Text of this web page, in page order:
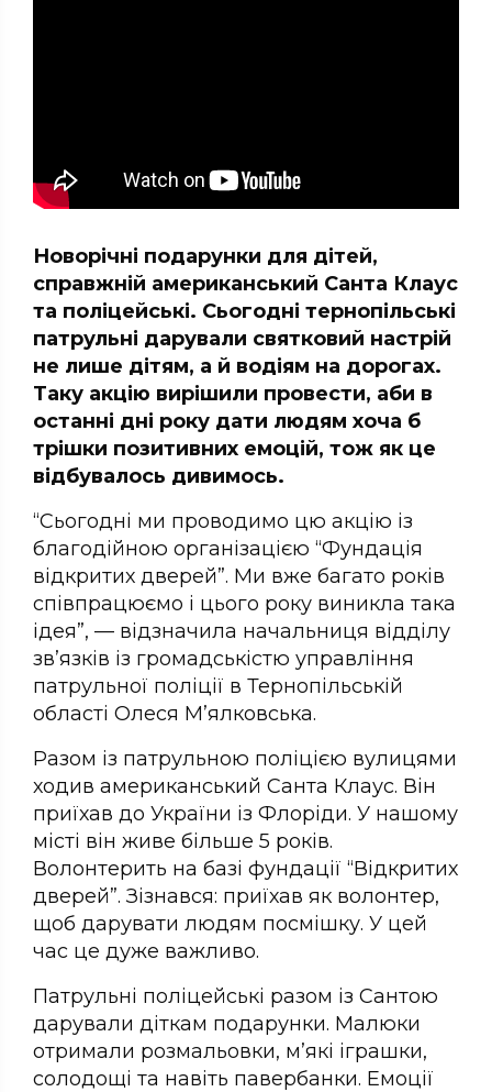
Новорічні подарунки для дітей,
справжній американський Санта Клаус
та поліцейські. Сьогодні тернопільські
патрульні дарували святковий настрій
не лише дітям, а й водіям на дорогах.
Таку акцію вирішили провести, аби в
останні дні року дати людям хоча б
трішки позитивних емоцій, тож як це
відбувалось дивимось.
“Сьогодні ми проводимо цю акцію із
благодійною організацією “Фундація
відкритих дверей”. Ми вже багато років
співпрацюємо і цього року виникла така
ідея”, — відзначила начальниця відділу
зв’язків із громадськістю управління
патрульної поліції в Тернопільській
області Олеся М’ялковська.
Разом із патрульною поліцією вулицями
ходив американський Санта Клаус. Він
приїхав до України із Флоріди. У нашому
місті він живе більше 5 років.
Волонтерить на базі фундації “Відкритих
дверей”. Зізнався: приїхав як волонтер,
щоб дарувати людям посмішку. У цей
час це дуже важливо.
Патрульні поліцейські разом із Сантою
дарували діткам подарунки. Малюки
отримали розмальовки, м’які іграшки,
солодощі та навіть павербанки. Емоції